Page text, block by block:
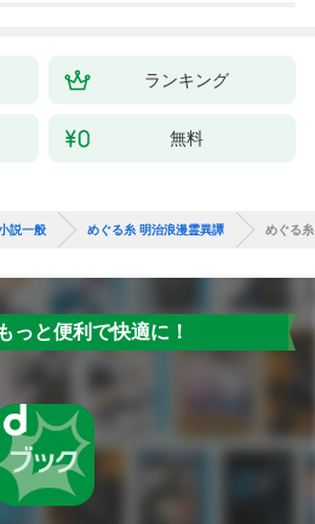
ランキング
無料
説一般 めぐる糸 明治浪漫霊異譚 めぐる
っと便利で快適に！